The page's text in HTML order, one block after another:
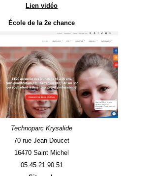
Lien vidéo
École de la 2e chance
Technoparc Krysalide
70 rue Jean Doucet
16470 Saint Michel
05.45.21.90.51